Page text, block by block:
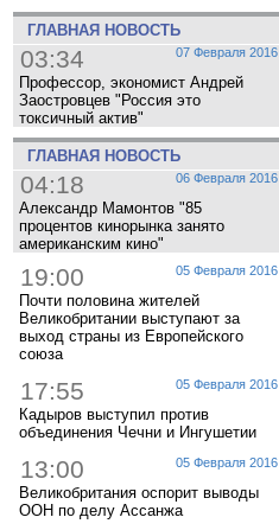
ГЛАВНАЯ НОВОСТЬ
07 Февраля 2016
03:34
Профессор, экономист Андрей
Заостровцев "Россия это
токсичный актив"
ГЛАВНАЯ НОВОСТЬ
06 Февраля 2016
04:18
Александр Мамонтов "85
процентов кинорынка занято
американским кино"
05 Февраля 2016
19:00
Почти половина жителей
Великобритании выступают за
выход страны из Европейского
союза
05 Февраля 2016
17:55
Кадыров выступил против
объединения Чечни и Ингушетии
05 Февраля 2016
13:00
Великобритания оспорит выводы
ООН по делу Ассанжа